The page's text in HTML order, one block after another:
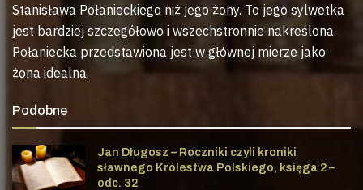
Stanisława Połanieckiego niż jego żony. To jego sylwetka
jest bardziej szczegółowo i wszechstronnie nakreślona.
Połaniecka przedstawiona jest w głównej mierze jako
żona idealna.
Podobne
Jan Długosz – Roczniki czyli kroniki
sławnego Królestwa Polskiego, księga 2 –
odc. 32